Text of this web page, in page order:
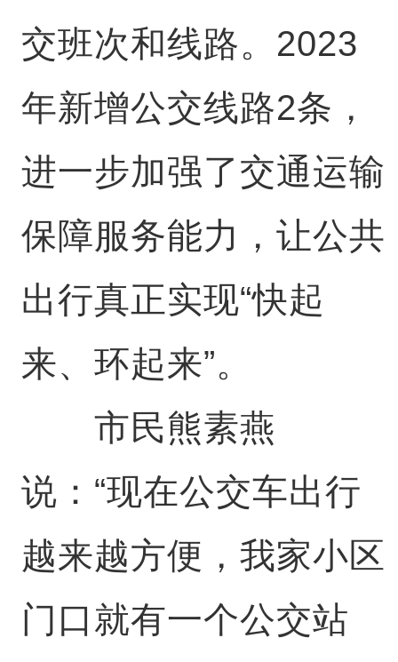
交班次和线路。2023
年新增公交线路2条，
进一步加强了交通运输
保障服务能力，让公共
出行真正实现“快起
来、环起来”。
市民熊素燕
说：“现在公交车出行
越来越方便，我家小区
门口就有一个公交站